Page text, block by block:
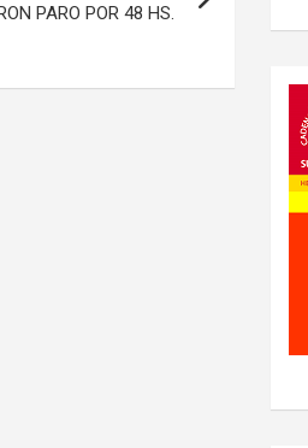
PARO POR 48 HS.